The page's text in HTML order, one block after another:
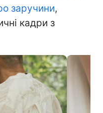
заручини,
кадри з